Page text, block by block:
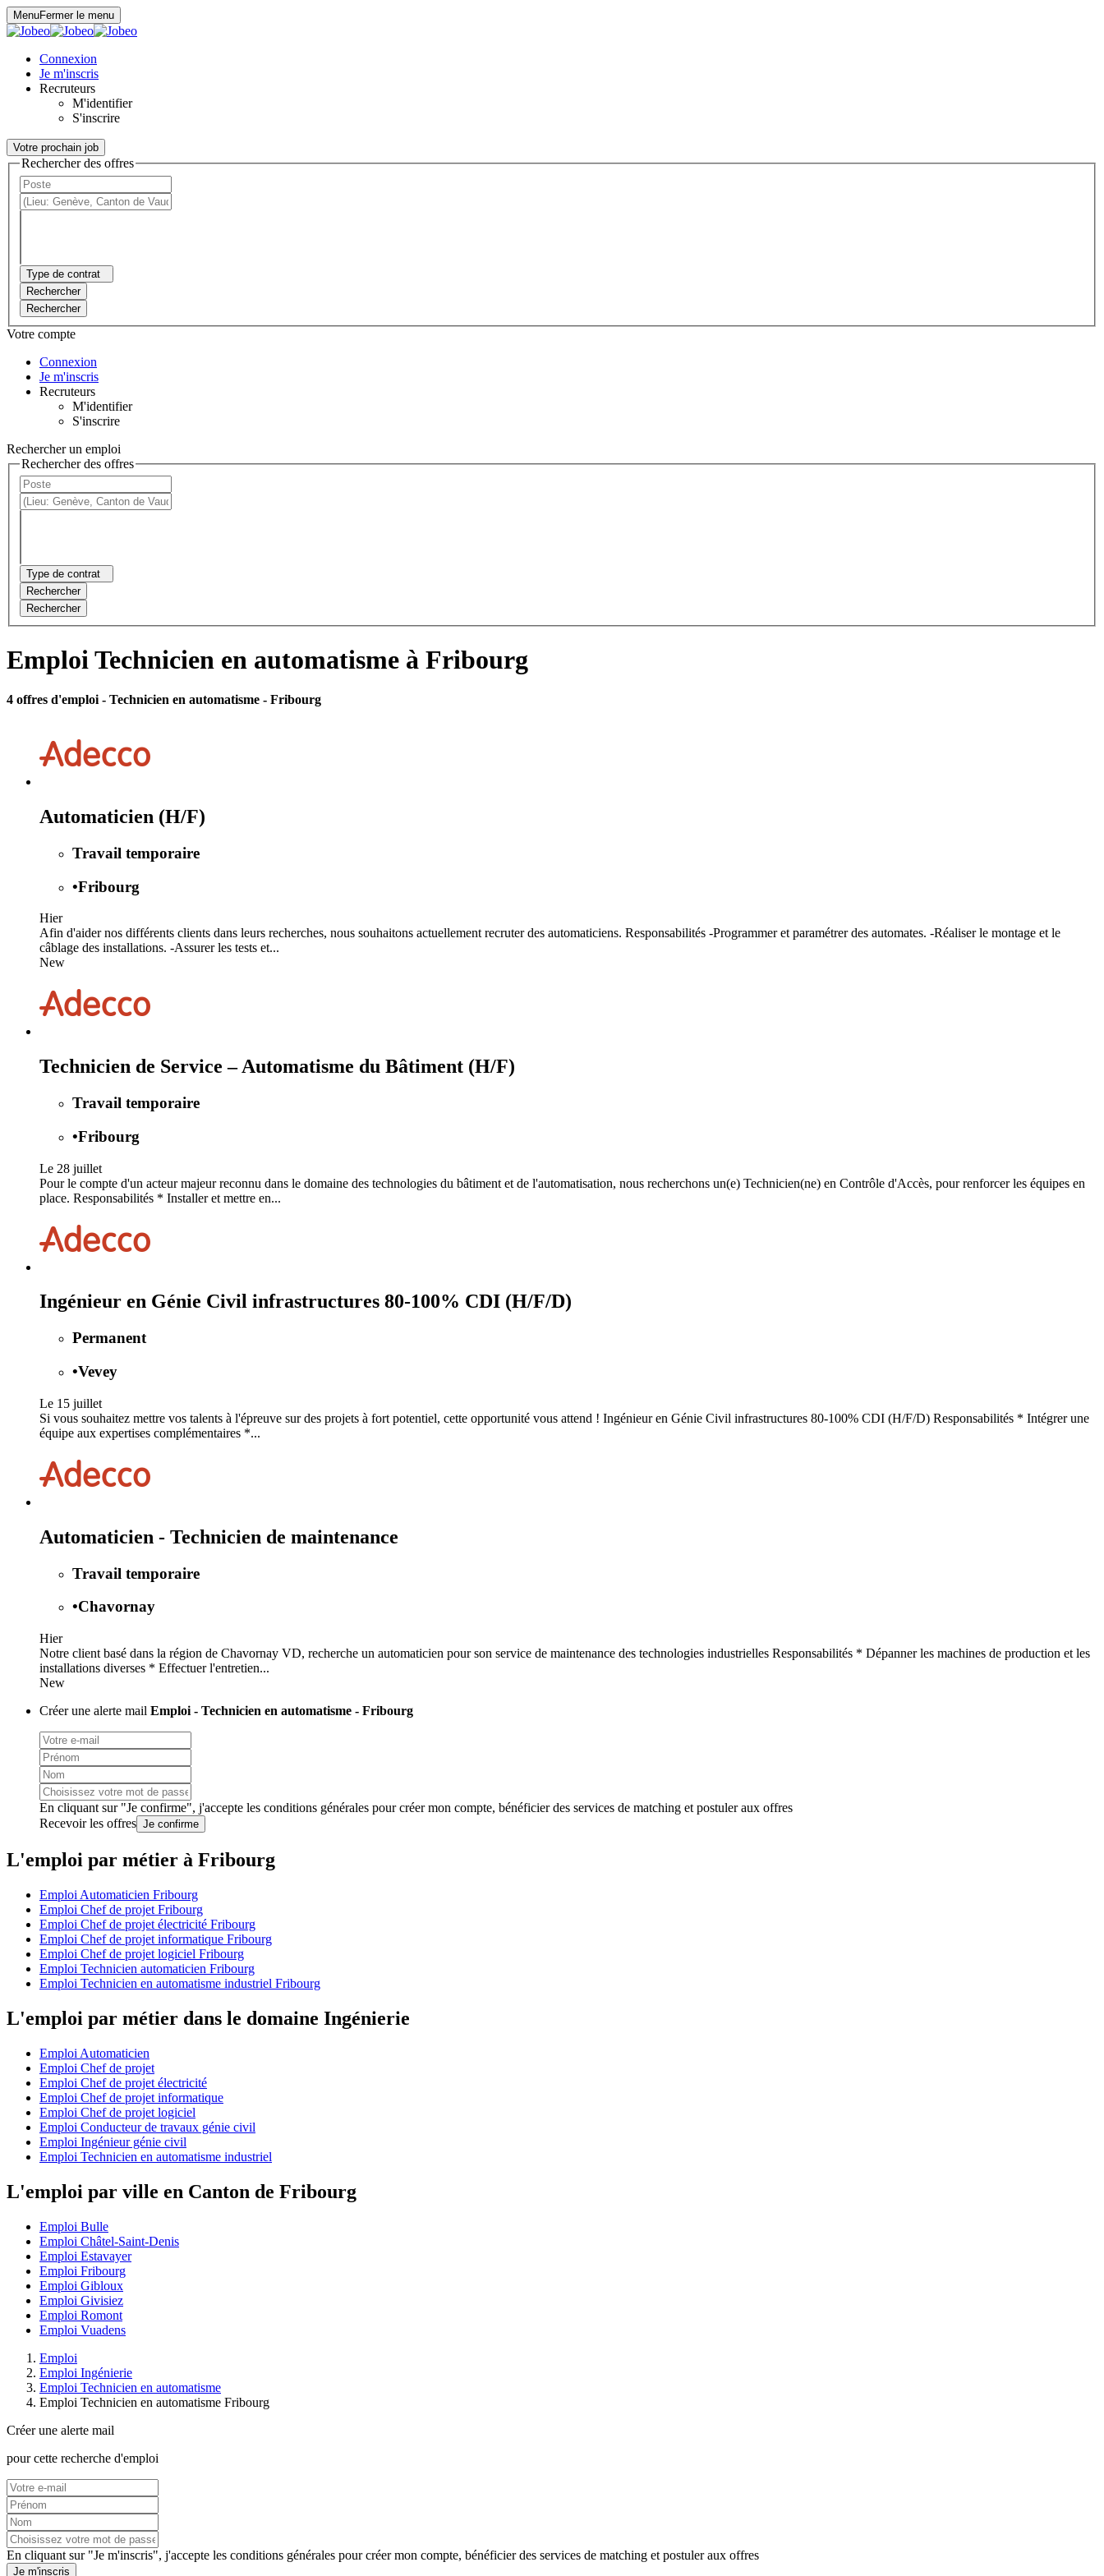
MenuFermer le menu
Connexion
Je m'inscris
Recruteurs
M'identifier
S'inscrire
Votre prochain job
Rechercher des offres
Type de contrat
Rechercher
Rechercher
Votre compte
Connexion
Je m'inscris
Recruteurs
M'identifier
S'inscrire
Rechercher un emploi
Rechercher des offres
Type de contrat
Rechercher
Rechercher
Emploi Technicien en automatisme à Fribourg
4 offres d'emploi - Technicien en automatisme - Fribourg
Automaticien (H/F)
Travail temporaire
•Fribourg
Hier
Afin d'aider nos différents clients dans leurs recherches, nous souhaitons actuellement recruter des automaticiens. Responsabilités -Programmer et paramétrer des automates. -Réaliser le montage et le
câblage des installations. -Assurer les tests et...
New
Technicien de Service – Automatisme du Bâtiment (H/F)
Travail temporaire
•Fribourg
Le 28 juillet
Pour le compte d'un acteur majeur reconnu dans le domaine des technologies du bâtiment et de l'automatisation, nous recherchons un(e) Technicien(ne) en Contrôle d'Accès, pour renforcer les équipes en
place. Responsabilités * Installer et mettre en...
Ingénieur en Génie Civil infrastructures 80-100% CDI (H/F/D)
Permanent
•Vevey
Le 15 juillet
Si vous souhaitez mettre vos talents à l'épreuve sur des projets à fort potentiel, cette opportunité vous attend ! Ingénieur en Génie Civil infrastructures 80-100% CDI (H/F/D) Responsabilités * Intégrer une
équipe aux expertises complémentaires *...
Automaticien - Technicien de maintenance
Travail temporaire
•Chavornay
Hier
Notre client basé dans la région de Chavornay VD, recherche un automaticien pour son service de maintenance des technologies industrielles Responsabilités * Dépanner les machines de production et les
installations diverses * Effectuer l'entretien...
New
Créer une alerte mail Emploi - Technicien en automatisme - Fribourg
En cliquant sur "Je confirme", j'accepte les conditions générales pour créer mon compte, bénéficier des services de matching et postuler aux offres
Recevoir les offres Je confirme
L'emploi par métier à Fribourg
Emploi Automaticien Fribourg
Emploi Chef de projet Fribourg
Emploi Chef de projet électricité Fribourg
Emploi Chef de projet informatique Fribourg
Emploi Chef de projet logiciel Fribourg
Emploi Technicien automaticien Fribourg
Emploi Technicien en automatisme industriel Fribourg
L'emploi par métier dans le domaine Ingénierie
Emploi Automaticien
Emploi Chef de projet
Emploi Chef de projet électricité
Emploi Chef de projet informatique
Emploi Chef de projet logiciel
Emploi Conducteur de travaux génie civil
Emploi Ingénieur génie civil
Emploi Technicien en automatisme industriel
L'emploi par ville en Canton de Fribourg
Emploi Bulle
Emploi Châtel-Saint-Denis
Emploi Estavayer
Emploi Fribourg
Emploi Gibloux
Emploi Givisiez
Emploi Romont
Emploi Vuadens
Emploi
Emploi Ingénierie
Emploi Technicien en automatisme
Emploi Technicien en automatisme Fribourg
Créer une alerte mail
pour cette recherche d'emploi
En cliquant sur "Je m'inscris", j'accepte les conditions générales pour créer mon compte, bénéficier des services de matching et postuler aux offres
Je m'inscris
Panneau de gestion des cookies